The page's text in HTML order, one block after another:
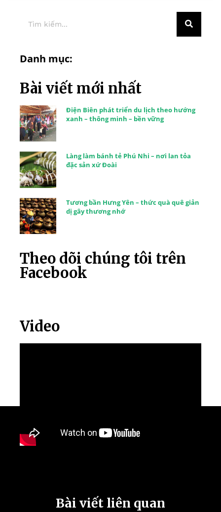
Danh mục:
Bài viết mới nhất
Điện Biên phát triển du lịch theo hướng
xanh – thông minh – bền vững
Làng làm bánh tẻ Phú Nhi – nơi lan tỏa
đặc sản xứ Đoài
Tương bần Hưng Yên – thức quà quê giản
dị gây thương nhớ
Theo dõi chúng tôi trên
Facebook
Video
Bài viết liên quan